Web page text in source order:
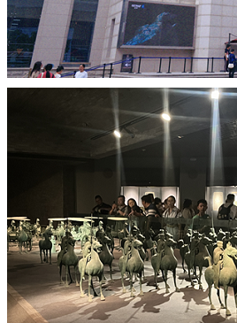
丝路新闻
丝路文化
发展动态
发展规划
专项规划
地区规划